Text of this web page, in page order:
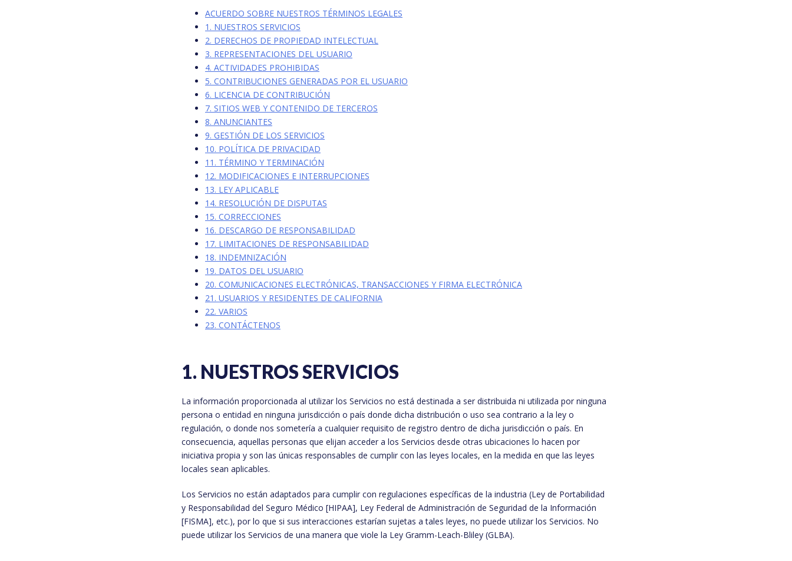
ACUERDO SOBRE NUESTROS TÉRMINOS LEGALES
1. NUESTROS SERVICIOS
2. DERECHOS DE PROPIEDAD INTELECTUAL
3. REPRESENTACIONES DEL USUARIO
4. ACTIVIDADES PROHIBIDAS
5. CONTRIBUCIONES GENERADAS POR EL USUARIO
6. LICENCIA DE CONTRIBUCIÓN
7. SITIOS WEB Y CONTENIDO DE TERCEROS
8. ANUNCIANTES
9. GESTIÓN DE LOS SERVICIOS
10. POLÍTICA DE PRIVACIDAD
11. TÉRMINO Y TERMINACIÓN
12. MODIFICACIONES E INTERRUPCIONES
13. LEY APLICABLE
14. RESOLUCIÓN DE DISPUTAS
15. CORRECCIONES
16. DESCARGO DE RESPONSABILIDAD
17. LIMITACIONES DE RESPONSABILIDAD
18. INDEMNIZACIÓN
19. DATOS DEL USUARIO
20. COMUNICACIONES ELECTRÓNICAS, TRANSACCIONES Y FIRMA ELECTRÓNICA
21. USUARIOS Y RESIDENTES DE CALIFORNIA
22. VARIOS
23. CONTÁCTENOS
1. NUESTROS SERVICIOS
La información proporcionada al utilizar los Servicios no está destinada a ser distribuida ni utilizada por ninguna
persona o entidad en ninguna jurisdicción o país donde dicha distribución o uso sea contrario a la ley o
regulación, o donde nos sometería a cualquier requisito de registro dentro de dicha jurisdicción o país. En
consecuencia, aquellas personas que elijan acceder a los Servicios desde otras ubicaciones lo hacen por
iniciativa propia y son las únicas responsables de cumplir con las leyes locales, en la medida en que las leyes
locales sean aplicables.
Los Servicios no están adaptados para cumplir con regulaciones específicas de la industria (Ley de Portabilidad
y Responsabilidad del Seguro Médico [HIPAA], Ley Federal de Administración de Seguridad de la Información
[FISMA], etc.), por lo que si sus interacciones estarían sujetas a tales leyes, no puede utilizar los Servicios. No
puede utilizar los Servicios de una manera que viole la Ley Gramm-Leach-Bliley (GLBA).